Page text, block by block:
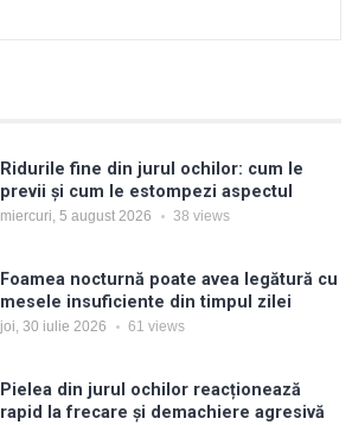
Ridurile fine din jurul ochilor: cum le
previi și cum le estompezi aspectul
miercuri, 5 august 2026 38 views
Foamea nocturnă poate avea legătură cu
mesele insuficiente din timpul zilei
joi, 30 iulie 2026 61 views
Pielea din jurul ochilor reacționează
rapid la frecare și demachiere agresivă